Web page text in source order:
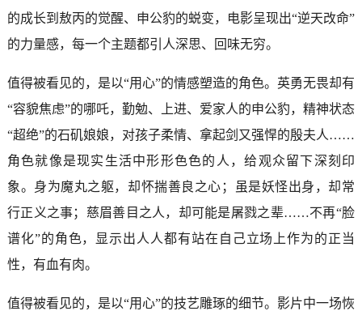
的成长到敖丙的觉醒、申公豹的蜕变，电影呈现出“逆天改命”
的力量感，每一个主题都引人深思、回味无穷。
值得被看见的，是以“用心”的情感塑造的角色。英勇无畏却有
“容貌焦虑”的哪吒，勤勉、上进、爱家人的申公豹，精神状态
“超绝”的石矶娘娘，对孩子柔情、拿起剑又强悍的殷夫人……
角色就像是现实生活中形形色色的人，给观众留下深刻印
象。身为魔丸之躯，却怀揣善良之心；虽是妖怪出身，却常
行正义之事；慈眉善目之人，却可能是屠戮之辈……不再“脸
谱化”的角色，显示出人人都有站在自己立场上作为的正当
性，有血有肉。
值得被看见的，是以“用心”的技艺雕琢的细节。影片中一场恢